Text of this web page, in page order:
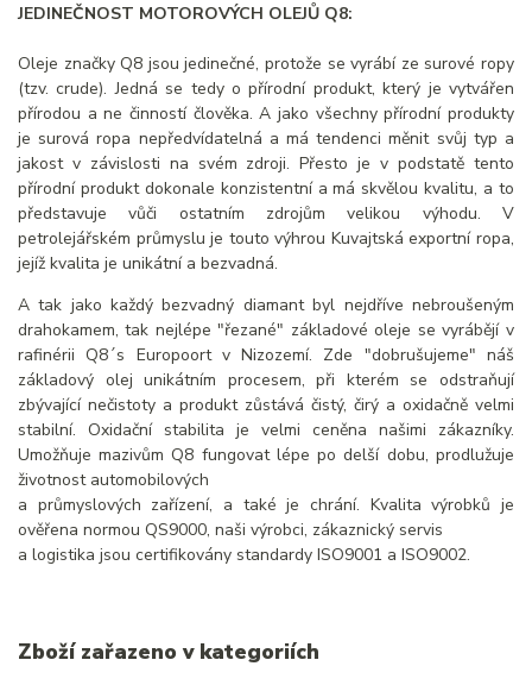
JEDINEČNOST MOTOROVÝCH OLEJŮ Q8:
Oleje značky Q8 jsou jedinečné, protože se vyrábí ze surové ropy
(tzv. crude). Jedná se tedy o přírodní produkt, který je vytvářen
přírodou a ne činností člověka. A jako všechny přírodní produkty
je surová ropa nepředvídatelná a má tendenci měnit svůj typ a
jakost v závislosti na svém zdroji. Přesto je v podstatě tento
přírodní produkt dokonale konzistentní a má skvělou kvalitu, a to
představuje vůči ostatním zdrojům velikou výhodu. V
petrolejářském průmyslu je touto výhrou Kuvajtská exportní ropa,
jejíž kvalita je unikátní a bezvadná.
A tak jako každý bezvadný diamant byl nejdříve nebroušeným
drahokamem, tak nejlépe "řezané" základové oleje se vyrábějí v
rafinérii Q8´s Europoort v Nizozemí. Zde "dobrušujeme" náš
základový olej unikátním procesem, při kterém se odstraňují
zbývající nečistoty a produkt zůstává čistý, čirý a oxidačně velmi
stabilní. Oxidační stabilita je velmi ceněna našimi zákazníky.
Umožňuje mazivům Q8 fungovat lépe po delší dobu, prodlužuje
životnost automobilových
a průmyslových zařízení, a také je chrání. Kvalita výrobků je
ověřena normou QS9000, naši výrobci, zákaznický servis
a logistika jsou certifikovány standardy ISO9001 a ISO9002.
Zboží zařazeno v kategoriích